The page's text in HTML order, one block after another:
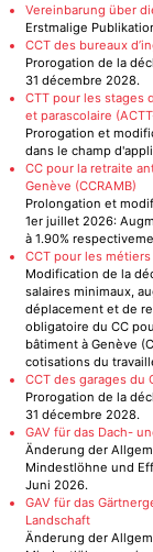
Vereinbarung über
Erstmalige
CCT des bureaux
Prorogation de la
31 décembre 2028.
CTT pour les stages
et parascolaire
Prorogation et
dans le champ
CC pour la retraite
Genève (CCRAMB)
Prolongation et
1er juillet 2026:
à 1.90%
CCT pour les
Modification de la
salaires minimaux,
déplacement et de
obligatoire du CC
bâtiment à Genève
cotisations du
CCT des garages du
Prorogation de la
31 décembre 2028.
GAV für das Dach-
Änderung der
Mindestlöhne und
Juni 2026.
GAV für das
Landschaft
Änderung der